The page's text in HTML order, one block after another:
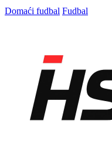
Domaći fudbal Fudbal